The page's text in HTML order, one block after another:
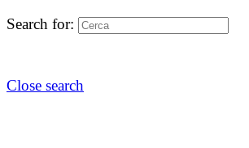
Search for:
Close search